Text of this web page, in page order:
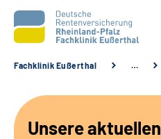
Unsere Angebote
Fachklinik Eußerthal …
Unsere aktuellen